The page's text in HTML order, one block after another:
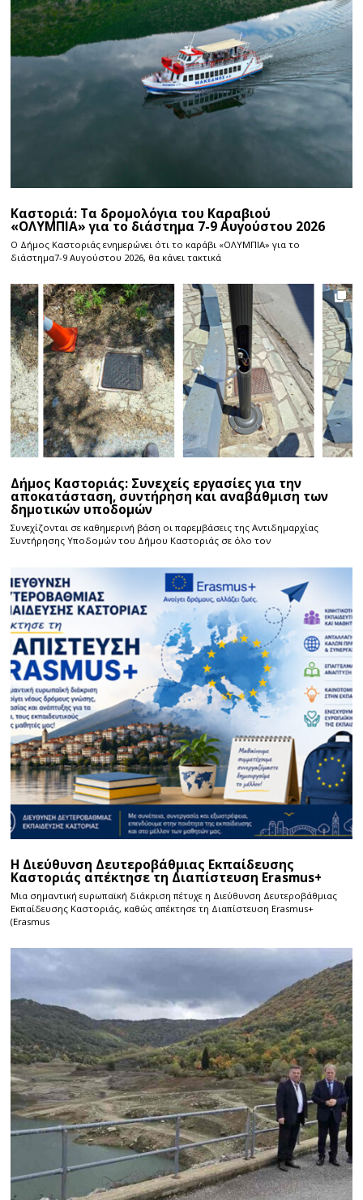
Καστοριά: Τα δρομολόγια του Καραβιού
«ΟΛΥΜΠΙΑ» για το διάστημα 7-9 Αυγούστου 2026
Ο Δήμος Καστοριάς ενημερώνει ότι το καράβι «ΟΛΥΜΠΙΑ» για το
διάστημα7-9 Αυγούστου 2026, θα κάνει τακτικά
Δήμος Καστοριάς: Συνεχείς εργασίες για την
αποκατάσταση, συντήρηση και αναβάθμιση των
δημοτικών υποδομών
Συνεχίζονται σε καθημερινή βάση οι παρεμβάσεις της Αντιδημαρχίας
Συντήρησης Υποδομών του Δήμου Καστοριάς σε όλο τον
Η Διεύθυνση Δευτεροβάθμιας Εκπαίδευσης
Καστοριάς απέκτησε τη Διαπίστευση Erasmus+
Μια σημαντική ευρωπαϊκή διάκριση πέτυχε η Διεύθυνση Δευτεροβάθμιας
Εκπαίδευσης Καστοριάς, καθώς απέκτησε τη Διαπίστευση Erasmus+
(Erasmus